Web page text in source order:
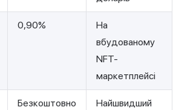
0,90%
На
вбудованому
NFT-
маркетплейсі
Безкоштовно
Найшвидший